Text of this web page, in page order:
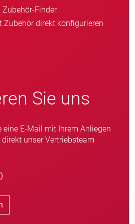
Zubehör-Finder
Zubehör direkt konfigurieren
Sie uns
eine E-Mail mit Ihrem Anliegen
unser Vertriebsteam